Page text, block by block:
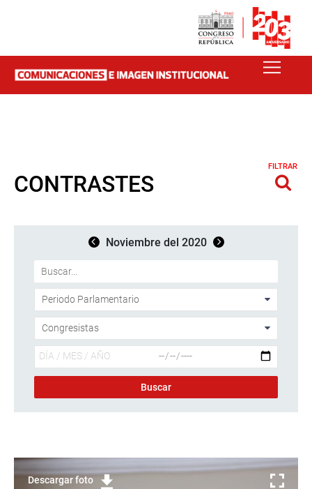
CONTRASTES
FILTRAR
Noviembre del 2020
Descargar foto